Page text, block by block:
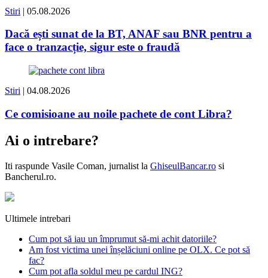
Stiri | 05.08.2026
Dacă ești sunat de la BT, ANAF sau BNR pentru a
face o tranzacție, sigur este o fraudă
Stiri | 04.08.2026
Ce comisioane au noile pachete de cont Libra?
Ai o intrebare?
Iti raspunde Vasile Coman, jurnalist la GhiseulBancar.ro si
Bancherul.ro.
Ultimele intrebari
Cum pot să iau un împrumut să-mi achit datoriile?
Am fost victima unei înșelăciuni online pe OLX. Ce pot să
fac?
Cum pot afla soldul meu pe cardul ING?